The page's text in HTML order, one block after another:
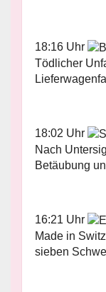
18:16 Uhr
Tödlicher
18:02 Uhr
Nach
Betäubung
16:21 Uhr
Made in
sieben